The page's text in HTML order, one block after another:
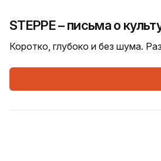
STEPPE – письма о
Коротко, глубоко и без шума.